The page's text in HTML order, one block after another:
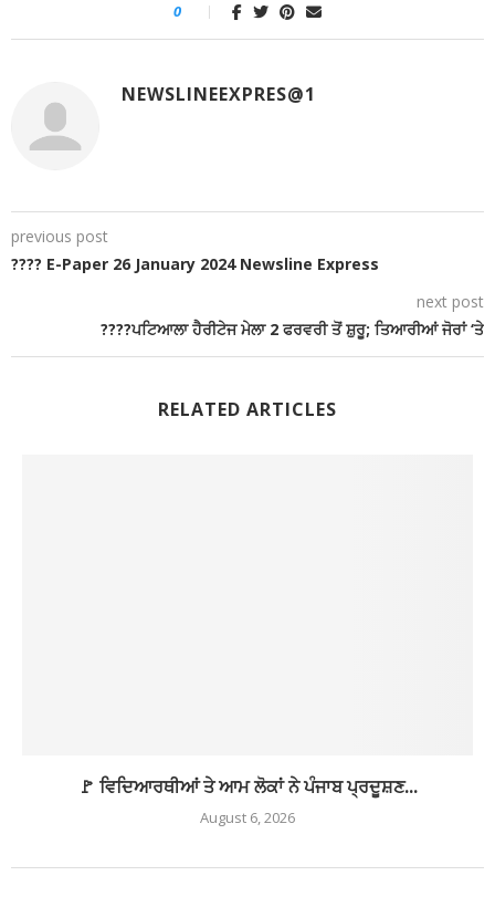
0
NEWSLINEEXPRES@1
previous post
???? E-Paper 26 January 2024 Newsline Express
next post
????ਪਟਿਆਲਾ ਹੈਰੀਟੇਜ ਮੇਲਾ 2 ਫਰਵਰੀ ਤੋਂ ਸ਼ੁਰੂ; ਤਿਆਰੀਆਂ ਜੋਰਾਂ ‘ਤੇ
RELATED ARTICLES
🚩 ਵਿਦਿਆਰਥੀਆਂ ਤੇ ਆਮ ਲੋਕਾਂ ਨੇ ਪੰਜਾਬ ਪ੍ਰਦੂਸ਼ਣ...
August 6, 2026